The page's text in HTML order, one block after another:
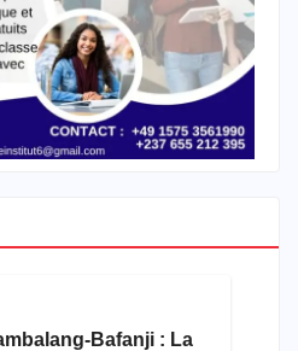
Bafanji : La